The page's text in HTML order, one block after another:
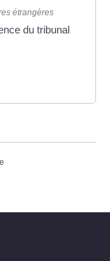
étrangères
du tribunal